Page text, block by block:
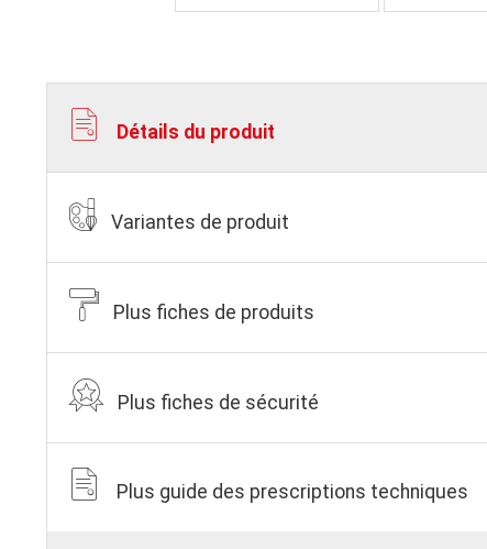
Détails du produit
Variantes de produit
Plus fiches de produits
Plus fiches de sécurité
Plus guide des prescriptions techniques